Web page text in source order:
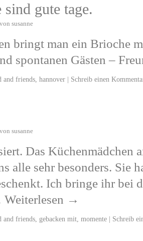
sind gute tage.
von susanne
bringt man ein Brioche
spontanen Gästen –
and friends hannover | Schreib einen
von susanne
Das Küchenmädchen
alle sehr besonders. Sie
Ich bringe ihr bei
Weiterlesen →
and friends gebacken mit momente | Schreib